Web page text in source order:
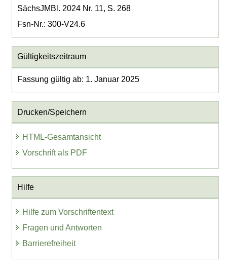
SächsJMBl. 2024 Nr. 11, S. 268
Fsn-Nr.: 300-V24.6
Gültigkeitszeitraum
Fassung gültig ab: 1. Januar 2025
Drucken/Speichern
HTML-Gesamtansicht
Vorschrift als PDF
Hilfe
Hilfe zum Vorschriftentext
Fragen und Antworten
Barrierefreiheit